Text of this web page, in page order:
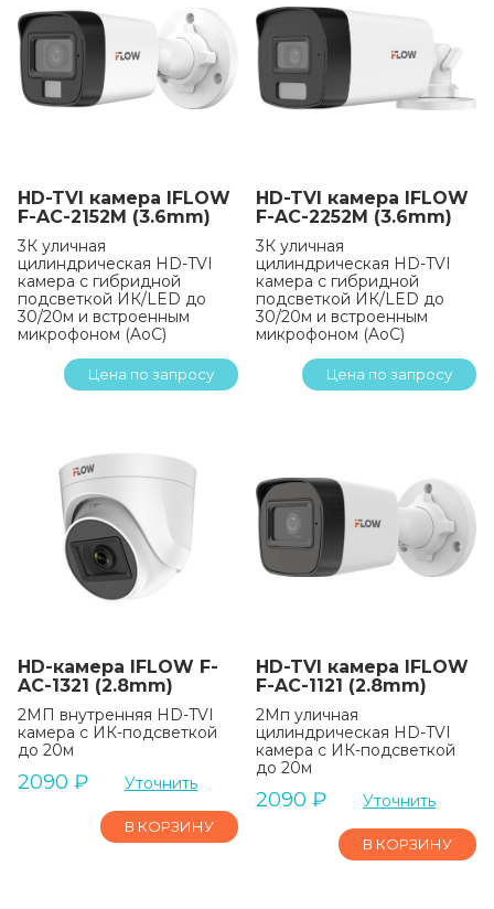
HD-TVI камера IFLOW
F-AC-2152M (3.6mm)
3К уличная
цилиндрическая HD-TVI
камера с гибридной
подсветкой ИК/LED до
30/20м и встроенным
микрофоном (AoC)
Цена по запросу
HD-TVI камера IFLOW
F-AC-2252M (3.6mm)
3К уличная
цилиндрическая HD-TVI
камера с гибридной
подсветкой ИК/LED до
30/20м и встроенным
микрофоном (AoC)
Цена по запросу
HD-камера IFLOW F-
AC-1321 (2.8mm)
2МП внутренняя HD-TVI
камера с ИК-подсветкой
до 20м
2090 ₽ Уточнить
В КОРЗИНУ
HD-TVI камера IFLOW
F-AC-1121 (2.8mm)
2Мп уличная
цилиндрическая HD-TVI
камера с ИК-подсветкой
до 20м
2090 ₽ Уточнить
В КОРЗИНУ